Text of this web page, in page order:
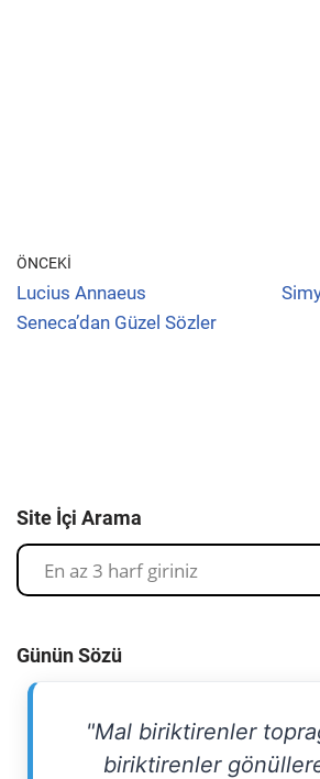
ÖNCEKI
Lucius Annaeus
Seneca’dan Güzel Sözler
Site İçi Arama
Günün Sözü
"Mal biriktirenler
biriktirenler